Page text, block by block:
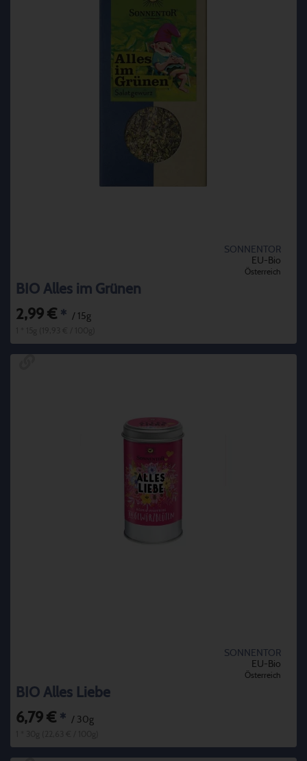
SONNENTOR
EU-Bio
Österreich
BIO Alles im Grünen
2,99 € * / 15g
SONNENTOR
EU-Bio
Österreich
BIO Alles Liebe
6,79 € * / 30g